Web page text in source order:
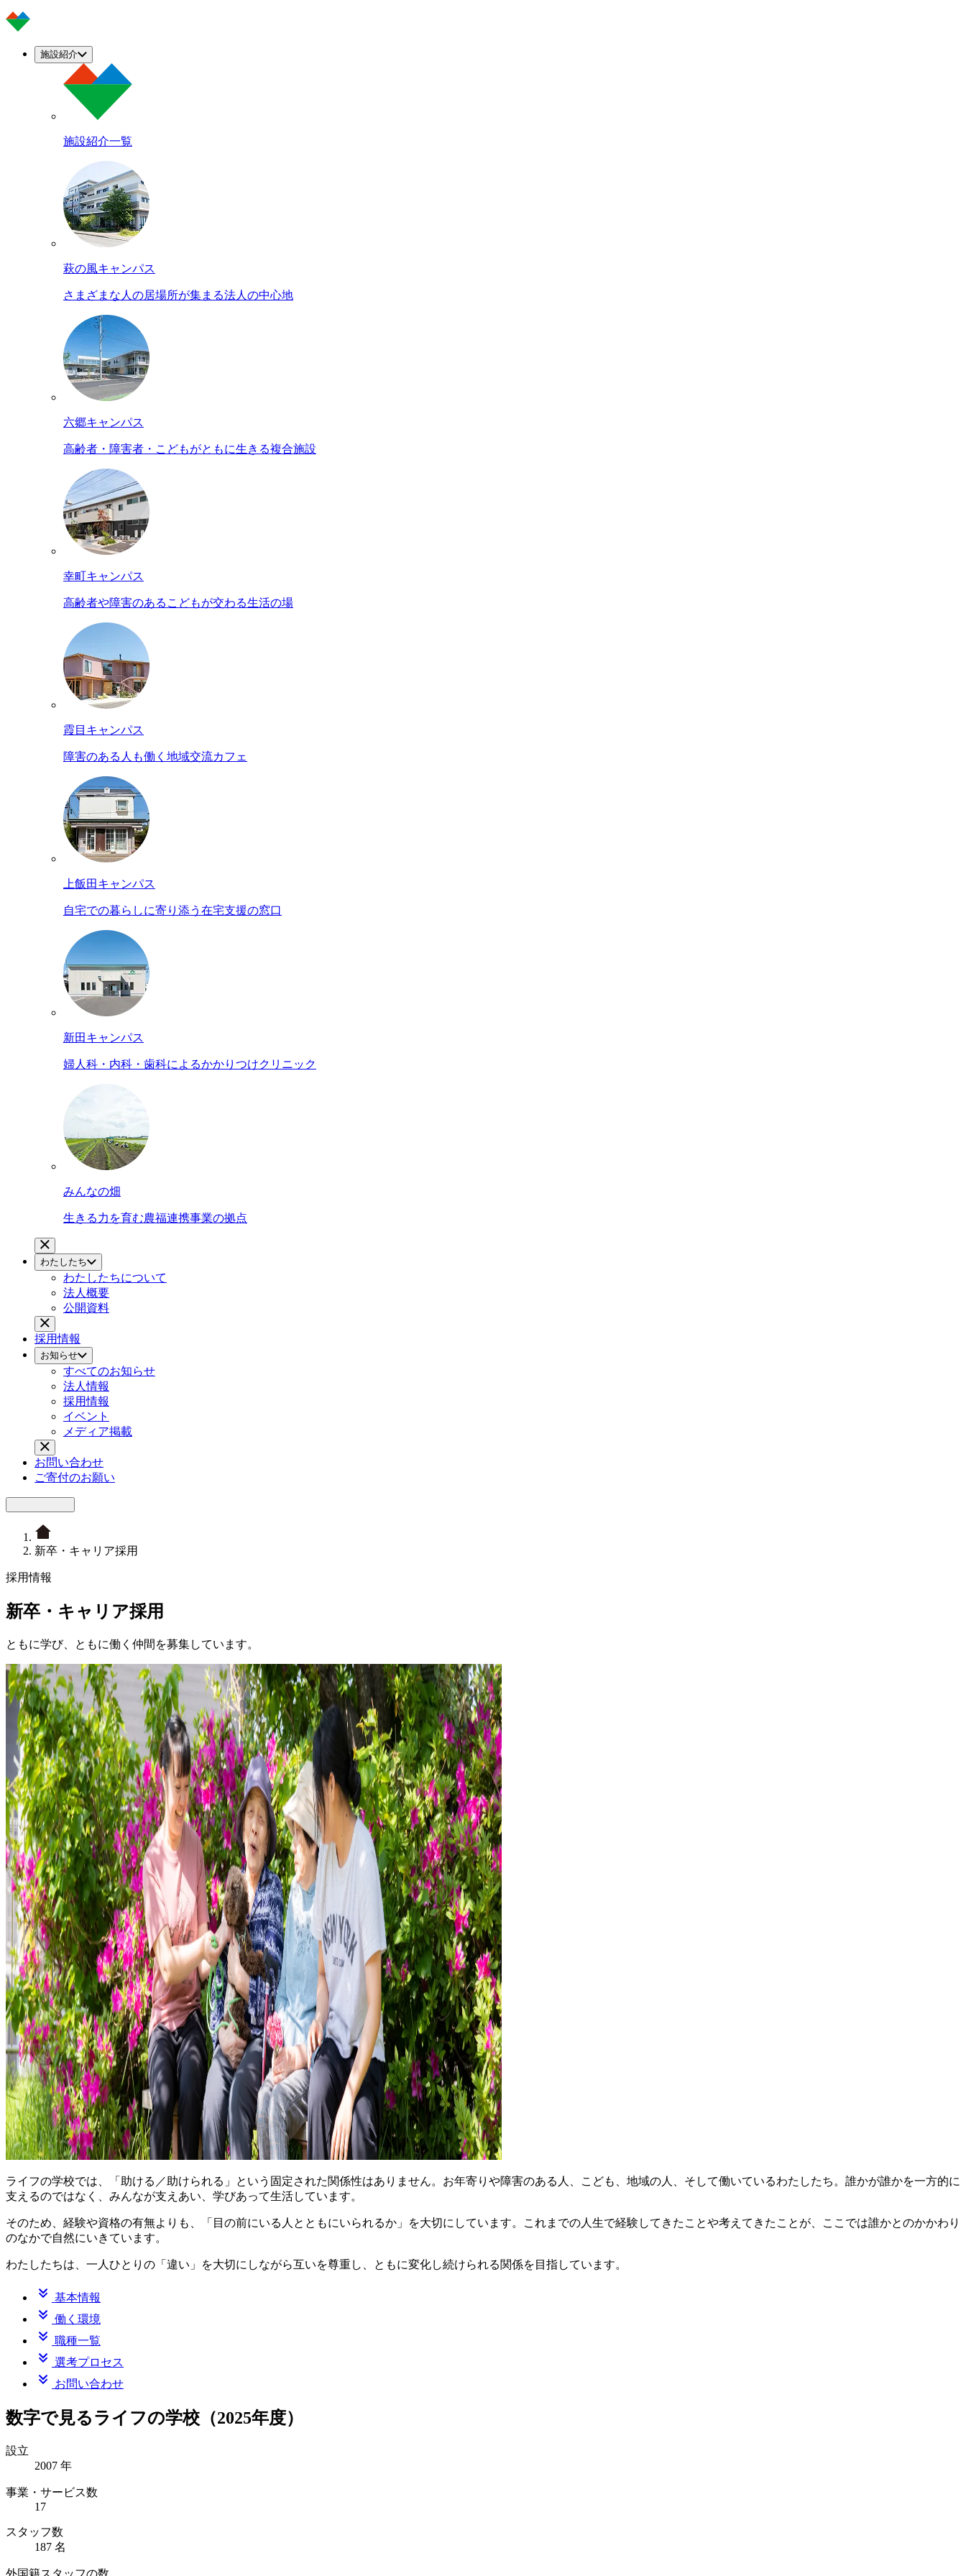
施設紹介
施設紹介一覧
萩の風キャンパス
さまざまな人の居場所が集まる法人の中心地
六郷キャンパス
高齢者・障害者・こどもがともに生きる複合施設
幸町キャンパス
高齢者や障害のあるこどもが交わる生活の場
霞目キャンパス
障害のある人も働く地域交流カフェ
上飯田キャンパス
自宅での暮らしに寄り添う在宅支援の窓口
新田キャンパス
婦人科・内科・歯科によるかかりつけクリニック
みんなの畑
生きる力を育む農福連携事業の拠点
わたしたち
わたしたちについて
法人概要
公開資料
採用情報
お知らせ
すべてのお知らせ
法人情報
採用情報
イベント
メディア掲載
お問い合わせ
ご寄付のお願い
新卒・キャリア採用
採用情報
新卒・キャリア採用
ともに学び、ともに働く仲間を募集しています。
ライフの学校では、「助ける／助けられる」という固定された関係性はありません。お年寄りや障害のある人、こども、地域の人、そして働いているわたしたち。誰かが誰かを一方的に
支えるのではなく、みんなが支えあい、学びあって生活しています。
そのため、経験や資格の有無よりも、「目の前にいる人とともにいられるか」を大切にしています。これまでの人生で経験してきたことや考えてきたことが、ここでは誰かとのかかわり
のなかで自然にいきています。
わたしたちは、一人ひとりの「違い」を大切にしながら互いを尊重し、ともに変化し続けられる関係を目指しています。
基本情報
働く環境
職種一覧
選考プロセス
お問い合わせ
数字で見るライフの学校 （2025年度）
設立
2007 年
事業・サービス数
17
スタッフ数
187 名
外国籍スタッフの数